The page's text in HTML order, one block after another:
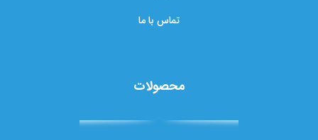
تماس با ما
محصولات